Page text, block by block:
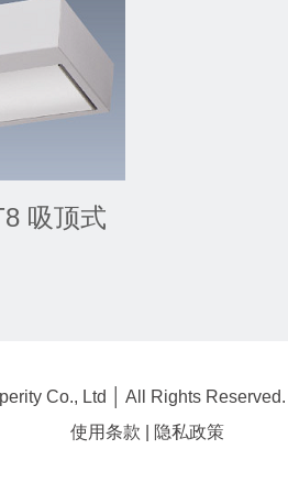
吸顶式
Co., Ltd │ All Rights
使用条款
隐私政策